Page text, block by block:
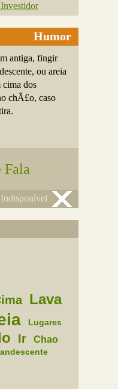
Humor
antiga, fingir
ou areia
dos
chÃ£o, caso
Fala
Lava
Lugares
Ir Chao